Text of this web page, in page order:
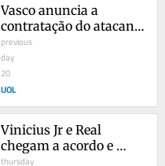
Vasco anuncia a
contratação do atacante
Colidio, ex-River Plate
previous
day
20
UOL
Vinicius Jr e Real
chegam a acordo e
anunciam renovação
thursday